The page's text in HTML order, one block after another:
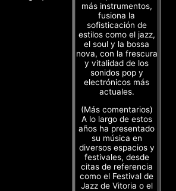
más instrumentos,
fusiona la
sofisticación de
estilos como el jazz,
el soul y la bossa
nova, con la frescura
y vitalidad de los
sonidos pop y
electrónicos más
actuales.
(Más comentarios)
A lo largo de estos
años ha presentado
su música en
diversos espacios y
festivales, desde
citas de referencia
como el Festival de
Jazz de Vitoria o el